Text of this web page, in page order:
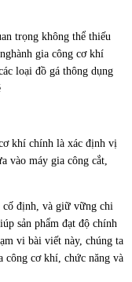
trọng không thể thiếu
gia công cơ khí
loại đồ gá thông dụng
khí chính là xác định vị
vào máy gia công cắt,
định, và giữ vững chi
sản phẩm đạt độ chính
vi bài viết này, chúng ta
công cơ khí, chức năng và